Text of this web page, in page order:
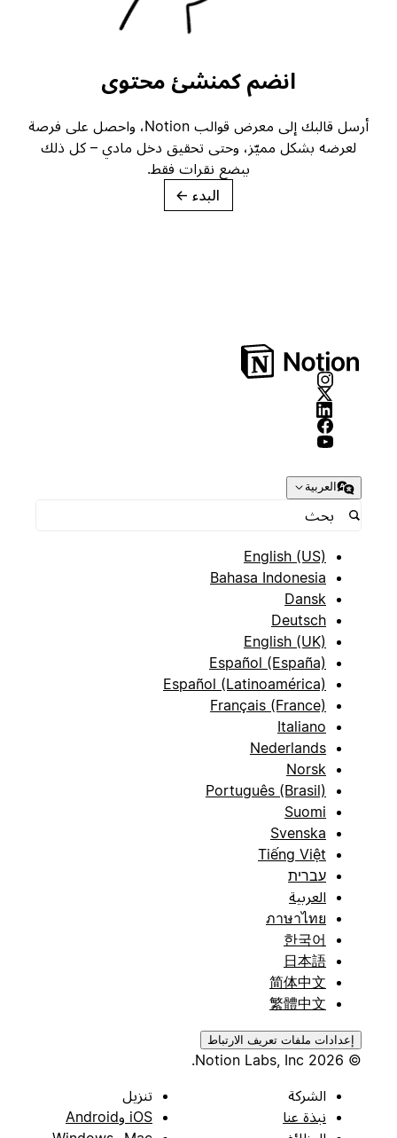
انضم كمنشئ محتوى
أرسل قالبك إلى معرض قوالب Notion، واحصل على فرصة
لعرضه بشكل مميّز، وحتى تحقيق دخل مادي – كل ذلك
ببضع نقرات فقط.
البدء →
العربية
English (US)
Bahasa Indonesia
Dansk
Deutsch
English (UK)
Español (España)
Español (Latinoamérica)
Français (France)
Italiano
Nederlands
Norsk
Português (Brasil)
Suomi
Svenska
Tiếng Việt
עברית
العربية
ภาษาไทย
한국어
日本語
简体中文
繁體中文
إعدادات ملفات تعريف الارتباط
© 2026 Notion Labs, Inc.
الشركة
نبذة عنا
تنزيل
iOS وAndroid